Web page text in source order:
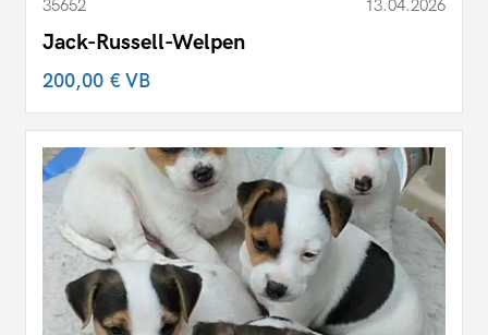
35652 13.04.2026
Jack-Russell-Welpen
200,00 €VB